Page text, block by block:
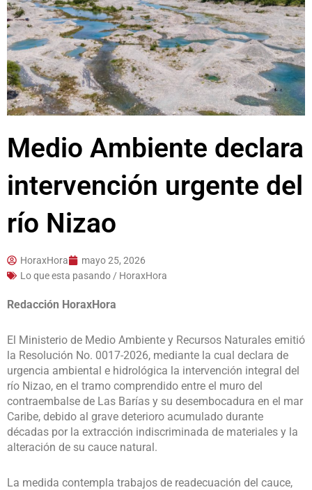
Medio Ambiente declara
intervención urgente del
río Nizao
HoraxHora
mayo 25, 2026
Lo que esta pasando / HoraxHora
Redacción HoraxHora
El Ministerio de Medio Ambiente y Recursos Naturales emitió
la Resolución No. 0017-2026, mediante la cual declara de
urgencia ambiental e hidrológica la intervención integral del
río Nizao, en el tramo comprendido entre el muro del
contraembalse de Las Barías y su desembocadura en el mar
Caribe, debido al grave deterioro acumulado durante
décadas por la extracción indiscriminada de materiales y la
alteración de su cauce natural.
La medida contempla trabajos de readecuación del cauce,